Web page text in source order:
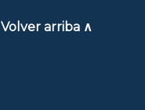
Volver arriba ∧